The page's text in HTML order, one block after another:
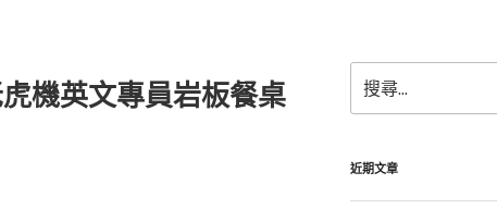
機英文專員岩板餐桌
尋
關
字:
近期文章